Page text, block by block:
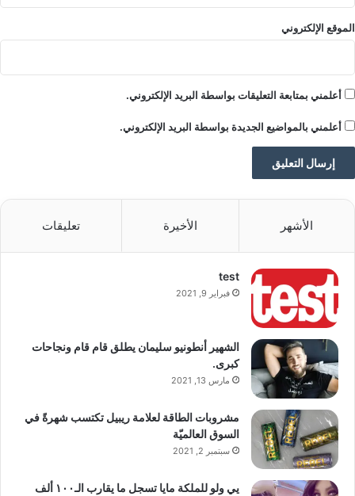
الموقع الإلكتروني
أعلمني بمتابعة التعليقات بواسطة البريد الإلكتروني.
أعلمني بالمواضيع الجديدة بواسطة البريد الإلكتروني.
الأشهر الأخيرة تعليقات
test
فبراير 9, 2021
الشهير أنطونيو سليمان يطلق قام قام ونجاحات
كبرى.
مارس 13, 2021
مشروبات الطاقة لعلامة ريبيل تكتسب شهرةً في
السوق العالميّة
سبتمبر 2, 2021
يي ولو للملكة مايا تسجل ما يقارب الـ١٠٠ ألف